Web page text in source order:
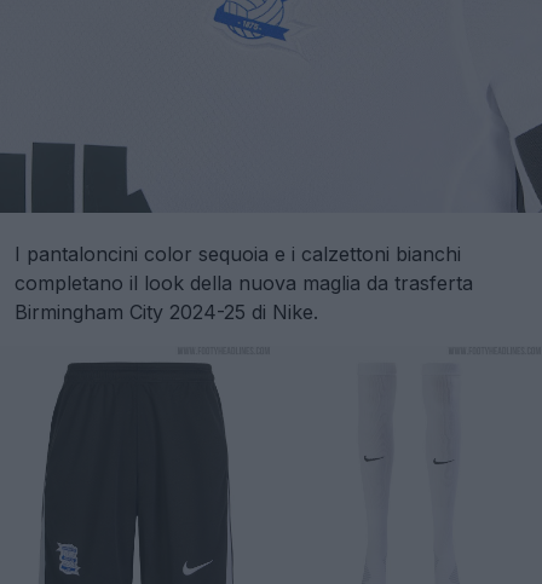
I pantaloncini color sequoia e i calzettoni bianchi
completano il look della nuova maglia da trasferta
Birmingham City 2024-25 di Nike.